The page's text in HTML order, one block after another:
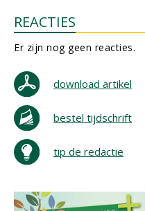
REACTIES
Er zijn nog geen reacties.
download artikel
bestel tijdschrift
tip de redactie